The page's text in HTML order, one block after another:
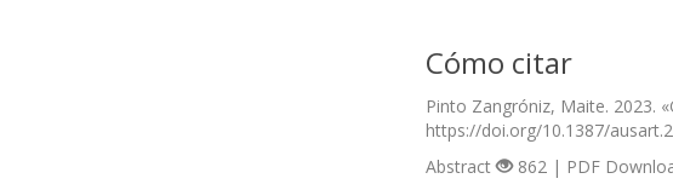
Cómo citar
Pinto Zangróniz, Maite. 2023.
https://doi.org/10.1387/
Abstract 862 | PDF